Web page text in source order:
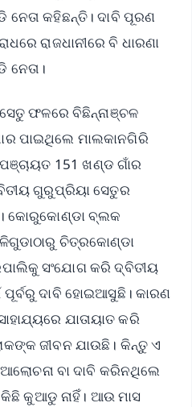
କହିଛନ୍ତି। ଦାବି ପୂରଣ
ରାଜଧାନୀରେ ବି ଧାରଣା
ଫଳରେ ବିଛିନ୍ନାଞ୍ଚଳ
ପାଇଥିଲେ ମାଲକାନଗିରି
151 ଖଣ୍ଡ ଗାଁର
ଗୁରୁପ୍ରିୟା ସେତୁର
କୋରୁକୋଣ୍ଡା ବ୍ଲକ
ଚିତ୍ରକୋଣ୍ଡା
ସଂଯୋଗ କରି ଦ୍ବିତୀୟ
ପୂର୍ବରୁ ଦାବି ହୋଇଆସୁଛି। କାରଣ
ଯାତାୟାତ କରି
ଜୀବନ ଯାଉଛି। କିନ୍ତୁ ଏ
ବା ଦାବି କରିନଥିଲେ
କୁଆଡୁ ନାହିଁ। ଆଉ ମାସ